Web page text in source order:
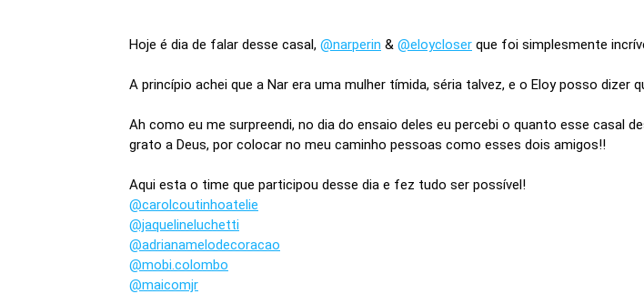
Hoje é dia de falar desse casal, @narperin & @eloycloser que foi simplesmente
A princípio achei que a Nar era uma mulher tímida, séria talvez, e o Eloy posso dizer
Ah como eu me surpreendi, no dia do ensaio deles eu percebi o quanto esse casal
grato a Deus, por colocar no meu caminho pessoas como esses dois amigos!!
Aqui esta o time que participou desse dia e fez tudo ser possível!
@carolcoutinhoatelie
@jaquelineluchetti
@adrianamelodecoracao
@mobi.colombo
@maicomjr